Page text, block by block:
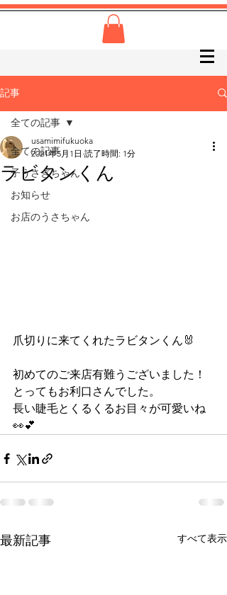
記事
全ての記事
子うさぎちゃん
お知らせ
お店のうさちゃん
全ての記事
ラビタンくん
usamimifukuoka
2021年5月1日 読了時間: 1分
爪切りに来てくれたラビタンくん🐰
初めてのご来店有難うございました！
とってもお利口さんでした。
長い睫毛とくるくるお目々が可愛いね
👀💕
最新記事 すべて表示